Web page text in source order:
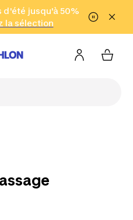
contenu Aller au pied de
d'été jusqu'à 50%
la sélection
ici
2 h!